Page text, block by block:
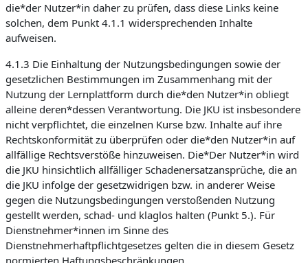
die*der Nutzer*in daher zu prüfen, dass diese Links keine
solchen, dem Punkt 4.1.1 widersprechenden Inhalte
aufweisen.
4.1.3 Die Einhaltung der Nutzungsbedingungen sowie der
gesetzlichen Bestimmungen im Zusammenhang mit der
Nutzung der Lernplattform durch die*den Nutzer*in obliegt
alleine deren*dessen Verantwortung. Die JKU ist insbesondere
nicht verpflichtet, die einzelnen Kurse bzw. Inhalte auf ihre
Rechtskonformität zu überprüfen oder die*den Nutzer*in auf
allfällige Rechtsverstöße hinzuweisen. Die*Der Nutzer*in wird
die JKU hinsichtlich allfälliger Schadenersatzansprüche, die an
die JKU infolge der gesetzwidrigen bzw. in anderer Weise
gegen die Nutzungsbedingungen verstoßenden Nutzung
gestellt werden, schad- und klaglos halten (Punkt 5.). Für
Dienstnehmer*innen im Sinne des
Dienstnehmerhaftpflichtgesetzes gelten die in diesem Gesetz
normierten Haftungsbeschränkungen.